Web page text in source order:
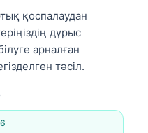
қоспалаудан
дұрыс
арналған
тәсіл.